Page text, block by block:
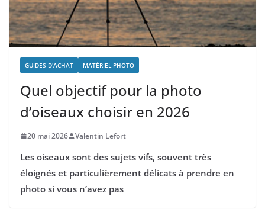
GUIDES D'ACHAT MATÉRIEL PHOTO
Quel objectif pour la photo
d’oiseaux choisir en 2026
20 mai 2026 Valentin Lefort
Les oiseaux sont des sujets vifs, souvent très
éloignés et particulièrement délicats à prendre en
photo si vous n’avez pas